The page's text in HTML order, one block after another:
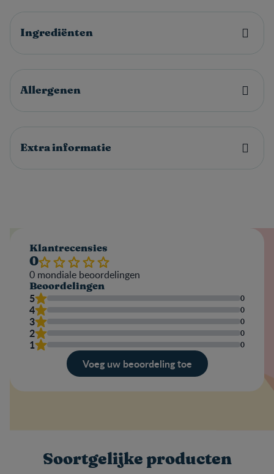
Ingrediënten
Allergenen
Extra informatie
Klantrecensies
0
0 mondiale beoordelingen
Beoordelingen
5 0
4 0
3 0
2 0
1 0
Voeg uw beoordeling toe
Schrijf een review
Soortgelijke producten